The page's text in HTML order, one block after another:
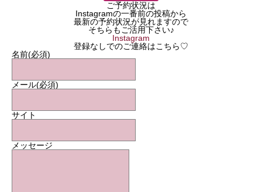
ご予約状況は
Instagramの一番前の投稿から
最新の予約状況が見れますので
そちらもご活用下さい♪
Instagram
登録なしでのご連絡はこちら♡
名前(必須)
メール(必須)
サイト
メッセージ